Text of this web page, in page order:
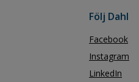
Följ Dahl
Facebook
Instagram
LinkedIn